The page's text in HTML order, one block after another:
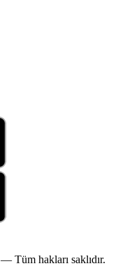
— Tüm hakları saklıdır.